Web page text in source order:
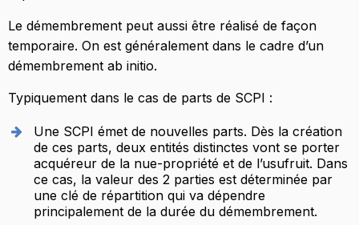
Le démembrement peut aussi être réalisé de façon
temporaire. On est généralement dans le cadre d’un
démembrement ab initio.
Typiquement dans le cas de parts de SCPI :
Une SCPI émet de nouvelles parts. Dès la création
de ces parts, deux entités distinctes vont se porter
acquéreur de la nue-propriété et de l’usufruit. Dans
ce cas, la valeur des 2 parties est déterminée par
une clé de répartition qui va dépendre
principalement de la durée du démembrement.